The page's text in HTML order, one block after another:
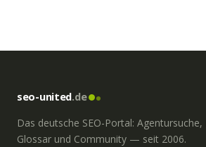
seo-united.de
Das deutsche SEO-Portal:
Glossar und Community — seit 2006.